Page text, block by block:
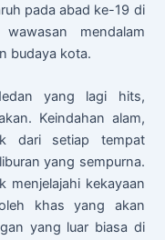
pada abad ke-19 di
mendalam
budaya kota.
yang lagi hits,
Keindahan alam,
dari setiap tempat
yang sempurna.
menjelajahi kekayaan
khas yang akan
yang luar biasa di